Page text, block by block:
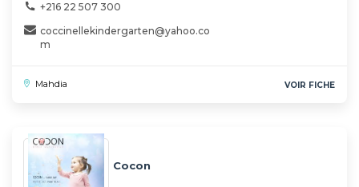
+216 22 507 300
coccinellekindergarten@yahoo.co
m
Mahdia VOIR FICHE
Cocon